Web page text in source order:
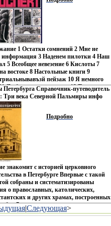
построение обороны, организация
обороны, маневр и другие
подготовки и проведения
Книга предназначена для офицеров
а также слушателей и курсантов
военно-учебных заведений.
1 Остатки сомнений 2 Мне не
3 Наденем пилотки 4 Наш
5 Всеобщее невезение 6 Кислоты 7
востоке 8 Настольные книги 9
пейзаж 10 Я немного
Любовь преследует нас 12 Тридцатые
Пароль 14 Профессор Исполнитель
проспект".
Справочник-путеводитель
Три века Северной Пальмиры инфо
Подробно
знакомит с историей церковного
в Петербурге Впервые с такой
собраны и систематизированы
о православных, католических,
и других храмах, построенных
г в пределах черты современного
Иллюстрировано фотографиями из
|Следующая>